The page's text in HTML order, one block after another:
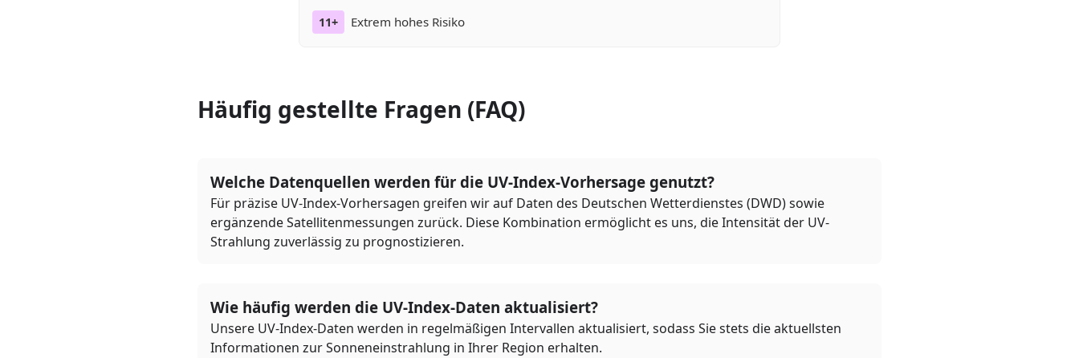
11+ Extrem hohes Risiko
Häufig gestellte Fragen (FAQ)
Welche Datenquellen werden für die UV-Index-Vorhersage genutzt?
Für präzise UV-Index-Vorhersagen greifen wir auf Daten des Deutschen Wetterdienstes (DWD) sowie
ergänzende Satellitenmessungen zurück. Diese Kombination ermöglicht es uns, die Intensität der UV-
Strahlung zuverlässig zu prognostizieren.
Wie häufig werden die UV-Index-Daten aktualisiert?
Unsere UV-Index-Daten werden in regelmäßigen Intervallen aktualisiert, sodass Sie stets die aktuellsten
Informationen zur Sonneneinstrahlung in Ihrer Region erhalten.